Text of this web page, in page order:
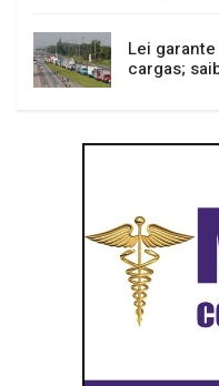
Lei
cargas;